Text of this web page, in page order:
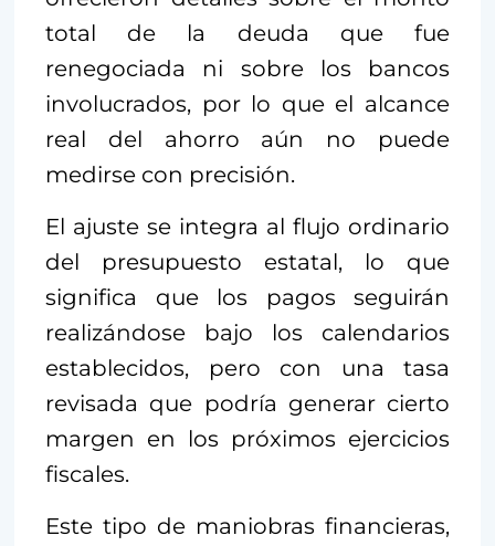
total de la deuda que fue
renegociada ni sobre los bancos
involucrados, por lo que el alcance
real del ahorro aún no puede
medirse con precisión.
El ajuste se integra al flujo ordinario
del presupuesto estatal, lo que
significa que los pagos seguirán
realizándose bajo los calendarios
establecidos, pero con una tasa
revisada que podría generar cierto
margen en los próximos ejercicios
fiscales.
Este tipo de maniobras financieras,